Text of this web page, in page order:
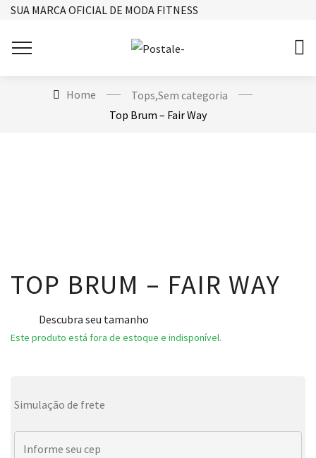
SUA MARCA OFICIAL DE MODA FITNESS
Home Tops,Sem categoria
Top Brum – Fair Way
TOP BRUM – FAIR WAY
Descubra seu tamanho
Este produto está fora de estoque e indisponível.
Simulação de frete